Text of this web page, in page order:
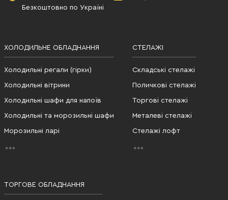
Безкоштовно по Україні
ХОЛОДИЛЬНЕ ОБЛАДНАННЯ
Холодильні регали (гірки)
Холодильні вітрини
Холодильні шафи для напоїв
Холодильні та морозильні шафи
Морозильні ларі
СТЕЛАЖІ
Складські стелажі
Поличкові стелажі
Торгові стелажі
Металеві стелажі
Стелажі лофт
ТОРГОВЕ ОБЛАДНАННЯ